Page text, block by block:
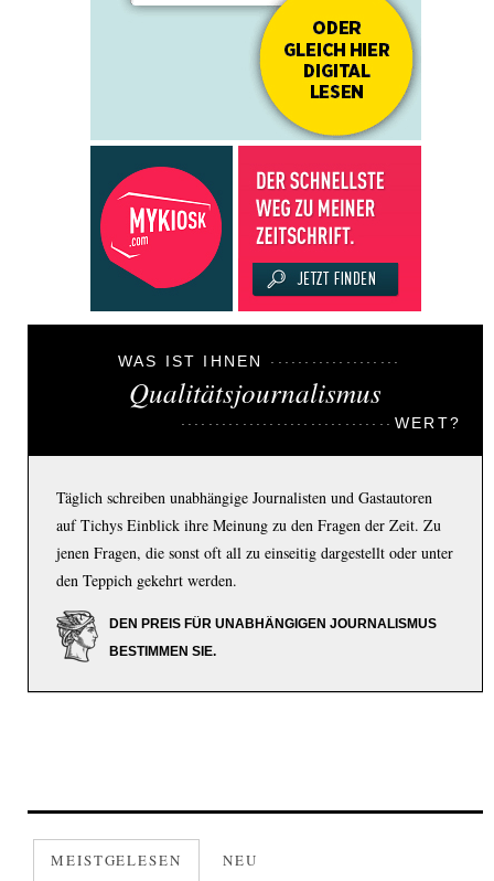
WAS IST IHNEN
Qualitätsjournalismus
WERT?
Täglich schreiben unabhängige Journalisten und Gastautoren
auf Tichys Einblick ihre Meinung zu den Fragen der Zeit. Zu
jenen Fragen, die sonst oft all zu einseitig dargestellt oder unter
den Teppich gekehrt werden.
DEN PREIS FÜR UNABHÄNGIGEN JOURNALISMUS
BESTIMMEN SIE.
MEISTGELESEN NEU